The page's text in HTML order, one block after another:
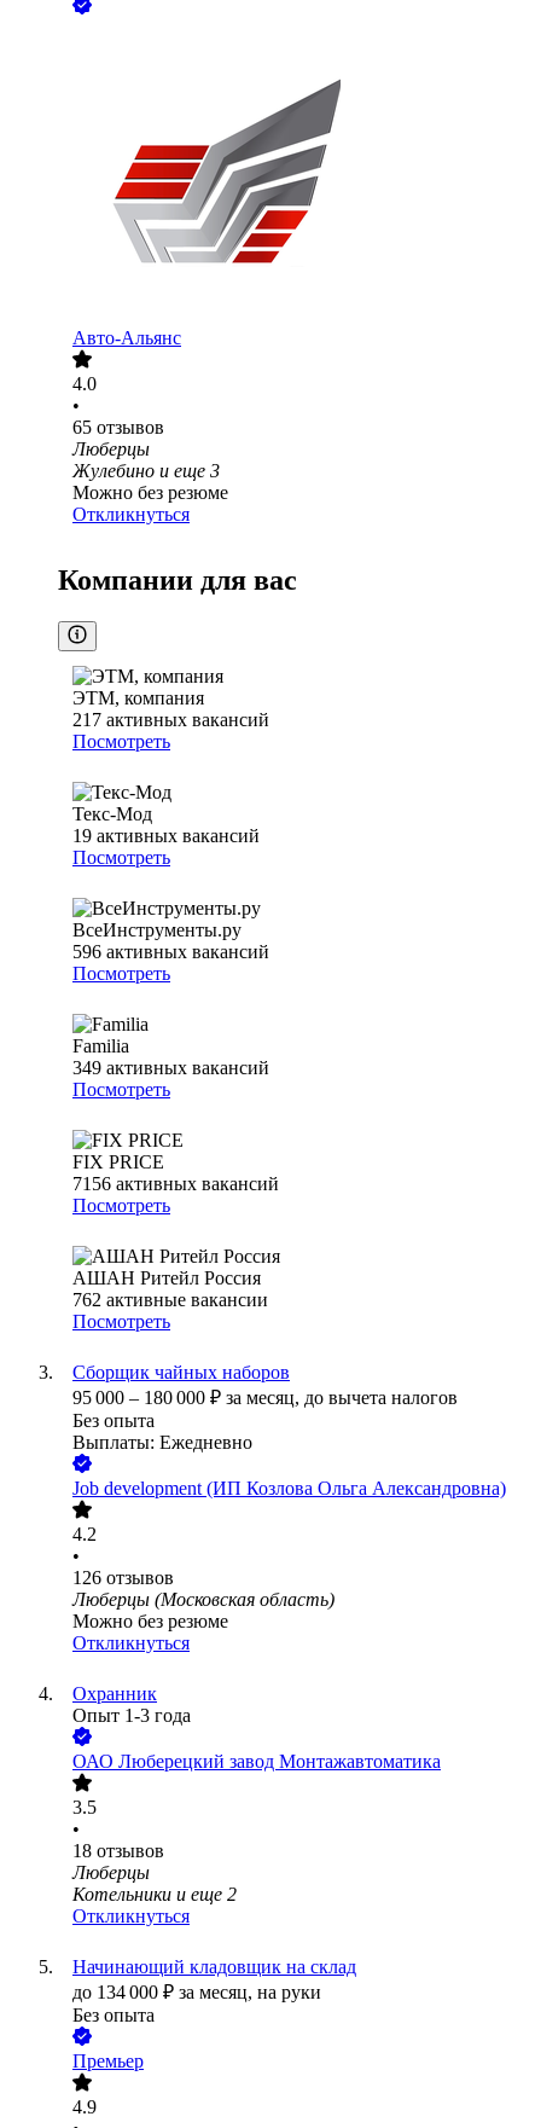
Авто-Альянс
4.0
•
65 отзывов
Люберцы
Жулебино и еще 3
Можно без резюме
Откликнуться
Компании для вас
ЭТМ, компания
217 активных вакансий
Посмотреть
Текс-Мод
19 активных вакансий
Посмотреть
ВсеИнструменты.ру
596 активных вакансий
Посмотреть
Familia
349 активных вакансий
Посмотреть
FIX PRICE
7156 активных вакансий
Посмотреть
АШАН Ритейл Россия
762 активные вакансии
Посмотреть
Сборщик чайных наборов
95 000 – 180 000 ₽ за месяц, до вычета налогов
Без опыта
Выплаты: Ежедневно
Job development (ИП Козлова Ольга Александровна)
4.2
•
126 отзывов
Люберцы (Московская область)
Можно без резюме
Откликнуться
Охранник
Опыт 1-3 года
ОАО Люберецкий завод Монтажавтоматика
3.5
•
18 отзывов
Люберцы
Котельники и еще 2
Откликнуться
Начинающий кладовщик на склад
до 134 000 ₽ за месяц, на руки
Без опыта
Премьер
4.9